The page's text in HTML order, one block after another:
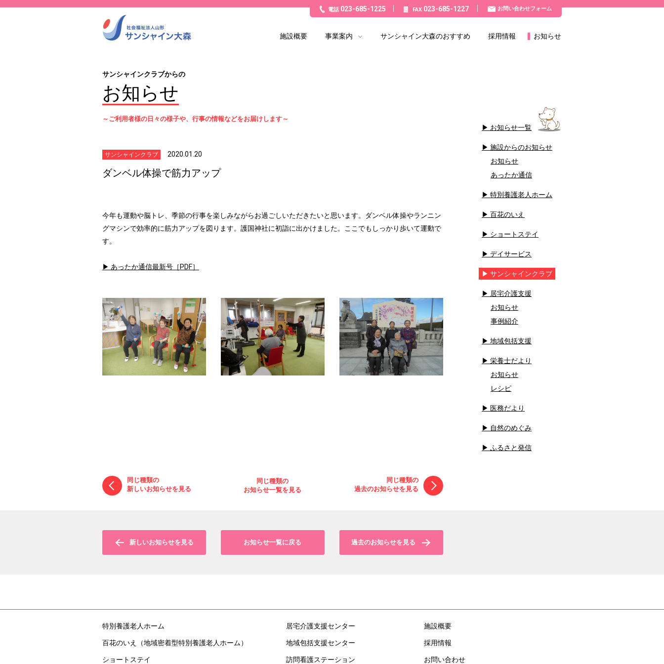
電話 023-685-1225 FAX 023-685-1227 お問い合わせフォーム
施設概要 事業案内 サンシャイン大森のおすすめ 採用情報 お知らせ
サンシャインクラブからの
お知らせ
～ご利用者様の日々の様子や、行事の情報などをお届けします～
サンシャインクラブ 2020.01.20
ダンベル体操で筋力アップ
今年も運動や脳トレ、季節の行事を楽しみながらお過ごしいただきたいと思います。ダンベル体操やランニン
グマシンで効率的に筋力アップを図ります。護国神社に初詣に出かけました。ここでもしっかり歩いて運動で
す。
▶︎ あったか通信最新号［PDF］
同じ種類の
新しいお知らせを見る
同じ種類の
お知らせ一覧を見る
同じ種類の
過去のお知らせを見る
新しいお知らせを見る お知らせ一覧に戻る 過去のお知らせを見る
お知らせ一覧
施設からのお知らせ
お知らせ
あったか通信
特別養護老人ホーム
百花のいえ
ショートステイ
デイサービス
サンシャインクラブ
居宅介護支援
お知らせ
事例紹介
地域包括支援
栄養士だより
お知らせ
レシピ
医務だより
自然のめぐみ
ふるさと発信
特別養護老人ホーム
百花のいえ（地域密着型特別養護老人ホーム）
ショートステイ
居宅介護支援センター
地域包括支援センター
訪問看護ステーション
施設概要
採用情報
お問い合わせ